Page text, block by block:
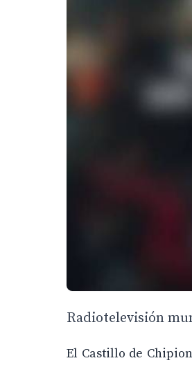
Radiotelevisión
El Castillo de